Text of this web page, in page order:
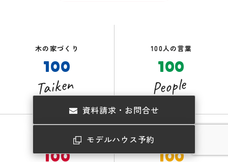
木の家づくり
100
Taiken
100人の言葉
100
People
住まいの実例
100
つながるお店
100
資料請求・お問合せ
モデルハウス予約